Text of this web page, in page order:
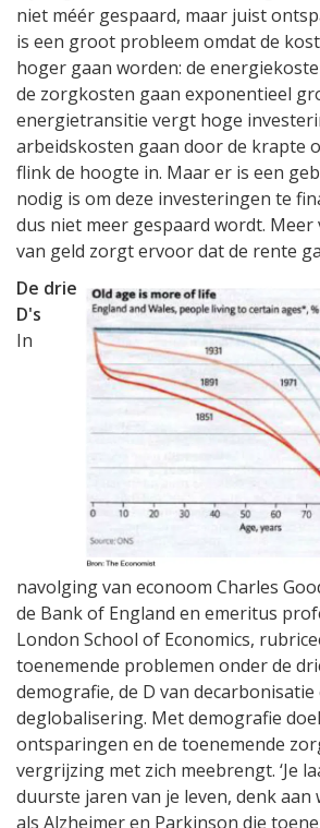
niet méér gespaard, maar juist
is een groot probleem omdat de
hoger gaan worden: de
de zorgkosten gaan exponentieel
energietransitie vergt hoge
arbeidskosten gaan door de krapte
flink de hoogte in. Maar er is een
nodig is om deze investeringen te
dus niet meer gespaard wordt. Meer
van geld zorgt ervoor dat de rente
De drie
D's
In
navolging van econoom Charles
de Bank of England en emeritus
London School of Economics,
toenemende problemen onder de
demografie, de D van decarbonisatie
deglobalisering. Met demografie
ontsparingen en de toenemende
vergrijzing met zich meebrengt. ‘Je
duurste jaren van je leven, denk aan
als Alzheimer en Parkinson die